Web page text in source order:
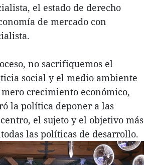
el estado de derecho
de mercado con
no sacrifiquemos el
social y el medio ambiente
crecimiento económico,
la política deponer a las
el sujeto y el objetivo más
las políticas de desarrollo.